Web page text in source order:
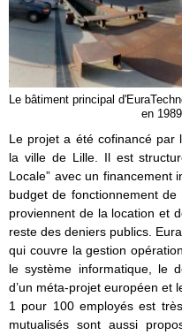
Le bâtiment principal
en
Le projet a été cofinancé par
la ville de Lille. Il est
Locale” avec un financement
budget de fonctionnement
proviennent de la location et
reste des deniers publics.
qui couvre la gestion
le système informatique, le
d’un méta-projet européen et
1 pour 100 employés est
mutualisés sont aussi